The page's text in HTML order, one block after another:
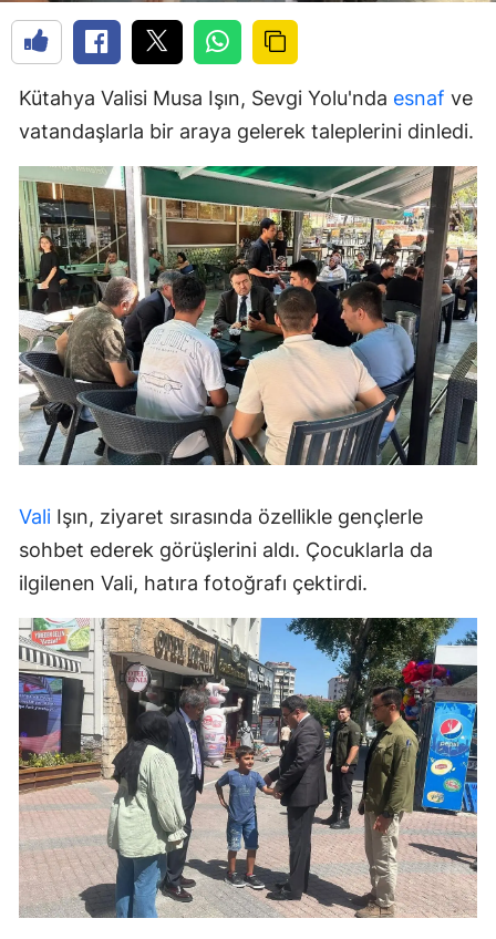
Kütahya Valisi Musa Işın, Sevgi Yolu'nda esnaf ve
vatandaşlarla bir araya gelerek taleplerini dinledi.
Vali Işın, ziyaret sırasında özellikle gençlerle
sohbet ederek görüşlerini aldı. Çocuklarla da
ilgilenen Vali, hatıra fotoğrafı çektirdi.